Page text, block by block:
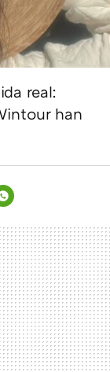
real:
han